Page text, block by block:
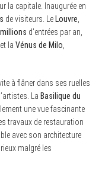
la capitale. Inaugurée en
de visiteurs. LeLouvre
d’entrées par an,
et la Vénus de Milo
à flâner dans ses ruelles
La Basilique du
une vue fascinante
travaux de restauration
avec son architecture
malgré les